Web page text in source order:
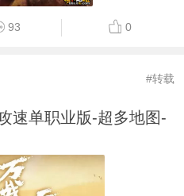
93 0
#转载
速单职业版-超多地图-